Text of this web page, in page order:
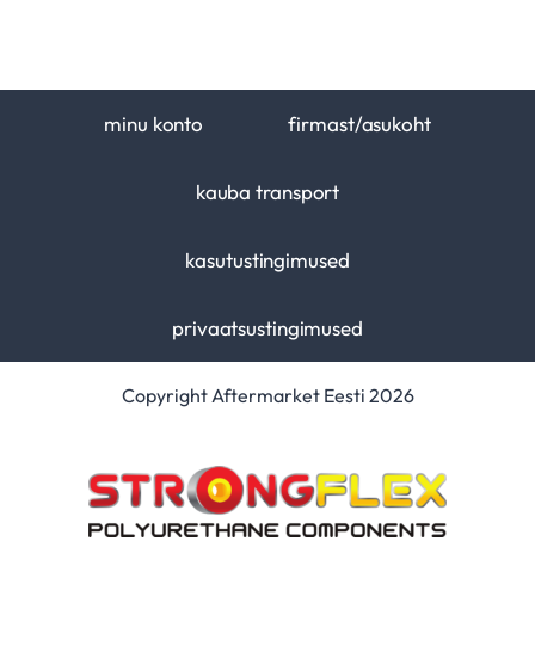
minu konto firmast/asukoht
kauba transport
kasutustingimused
privaatsustingimused
Copyright Aftermarket Eesti 2026